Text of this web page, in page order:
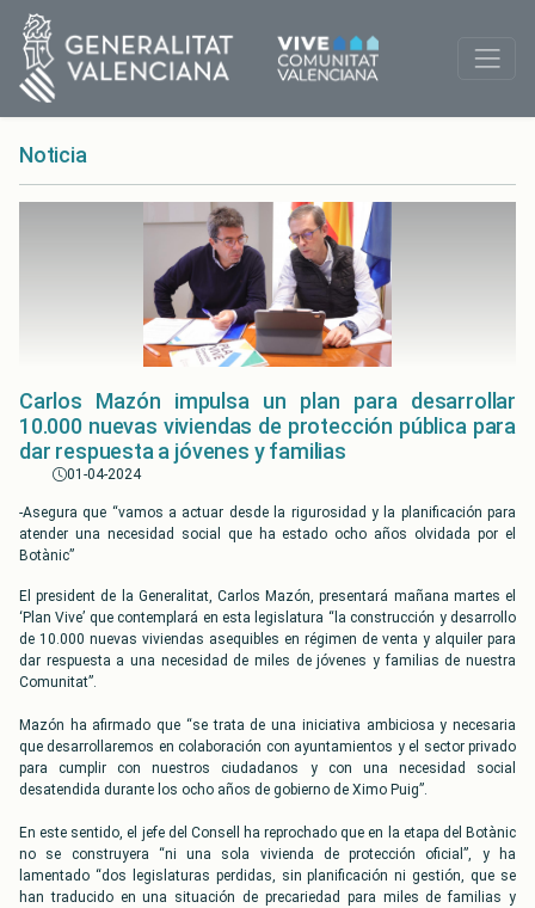
Noticia
Carlos Mazón impulsa un plan para desarrollar
10.000 nuevas viviendas de protección pública para
dar respuesta a jóvenes y familias
01-04-2024
-Asegura que “vamos a actuar desde la rigurosidad y la planificación para
atender una necesidad social que ha estado ocho años olvidada por el
Botànic”
El president de la Generalitat, Carlos Mazón, presentará mañana martes el
‘Plan Vive’ que contemplará en esta legislatura “la construcción y desarrollo
de 10.000 nuevas viviendas asequibles en régimen de venta y alquiler para
dar respuesta a una necesidad de miles de jóvenes y familias de nuestra
Comunitat”.
Mazón ha afirmado que “se trata de una iniciativa ambiciosa y necesaria
que desarrollaremos en colaboración con ayuntamientos y el sector privado
para cumplir con nuestros ciudadanos y con una necesidad social
desatendida durante los ocho años de gobierno de Ximo Puig”.
En este sentido, el jefe del Consell ha reprochado que en la etapa del Botànic
no se construyera “ni una sola vivienda de protección oficial”, y ha
lamentado “dos legislaturas perdidas, sin planificación ni gestión, que se
han traducido en una situación de precariedad para miles de familias y